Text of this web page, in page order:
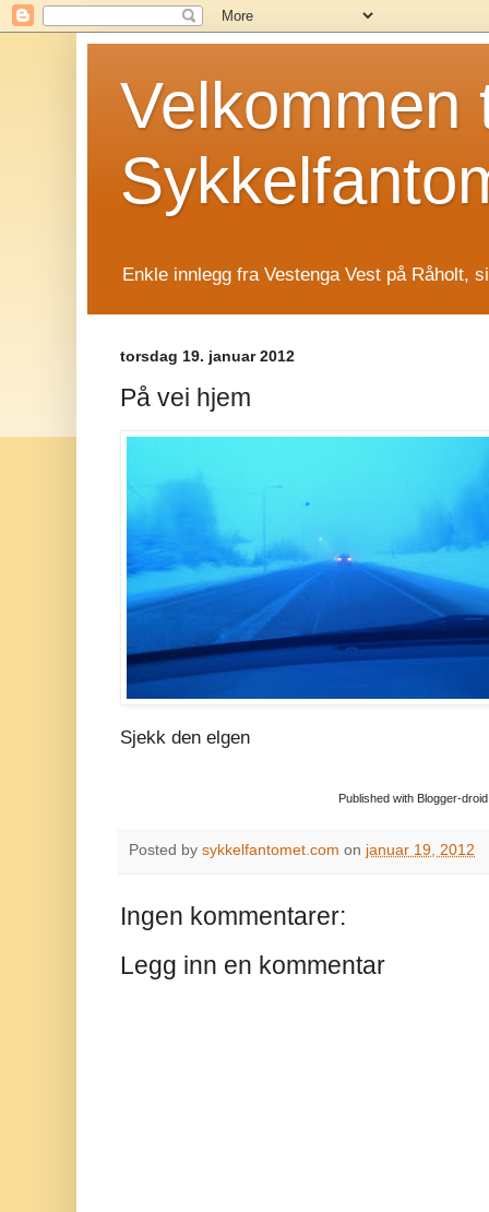
Velkommen
Enkle innlegg fra Vestenga Vest på Råholt,
torsdag 19. januar 2012
På vei hjem
Sjekk den elgen
Published with Blogger-
Posted by sykkelfantomet.com on januar 19, 2012
Ingen kommentarer:
Legg inn en kommentar